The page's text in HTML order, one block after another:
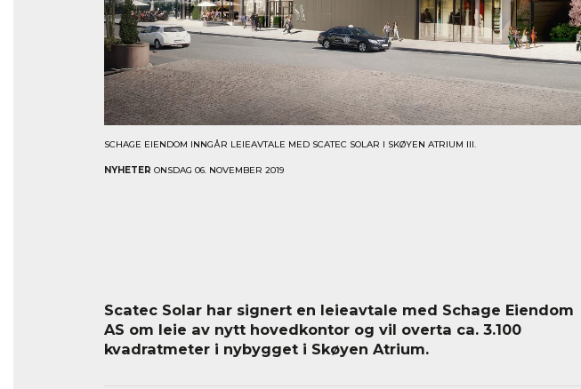
SCHAGE EIENDOM INNGÅR LEIEAVTALE MED SCATEC SOLAR I SKØYEN ATRIUM III.
NYHETER ONSDAG 06. NOVEMBER 2019
Scatec Solar har signert en leieavtale med Schage Eiendom
AS om leie av nytt hovedkontor og vil overta ca. 3.100
kvadratmeter i nybygget i Skøyen Atrium.